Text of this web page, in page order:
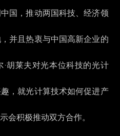
国，推动两国科技、经济领
并且热衷与中国高新企业的
胡莱夫对光本位科技的光计
，就光计算技术如何促进产
会积极推动双方合作。